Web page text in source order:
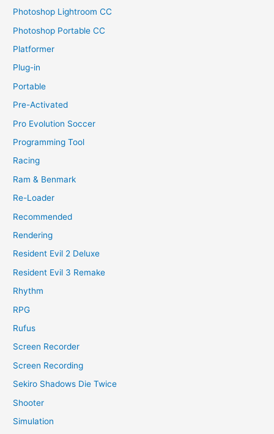
Photoshop Lightroom CC
Photoshop Portable CC
Platformer
Plug-in
Portable
Pre-Activated
Pro Evolution Soccer
Programming Tool
Racing
Ram & Benmark
Re-Loader
Recommended
Rendering
Resident Evil 2 Deluxe
Resident Evil 3 Remake
Rhythm
RPG
Rufus
Screen Recorder
Screen Recording
Sekiro Shadows Die Twice
Shooter
Simulation